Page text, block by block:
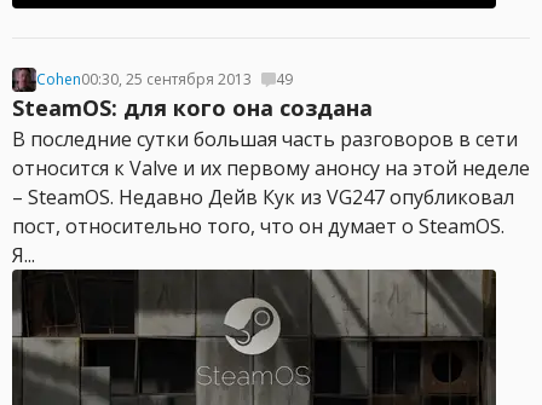
Cohen00:30, 25 сентября 2013 49
SteamOS: для кого она создана
В последние сутки большая часть разговоров в сети
относится к Valve и их первому анонсу на этой неделе
– SteamOS. Недавно Дейв Кук из VG247 опубликовал
пост, относительно того, что он думает о SteamOS.
Я...